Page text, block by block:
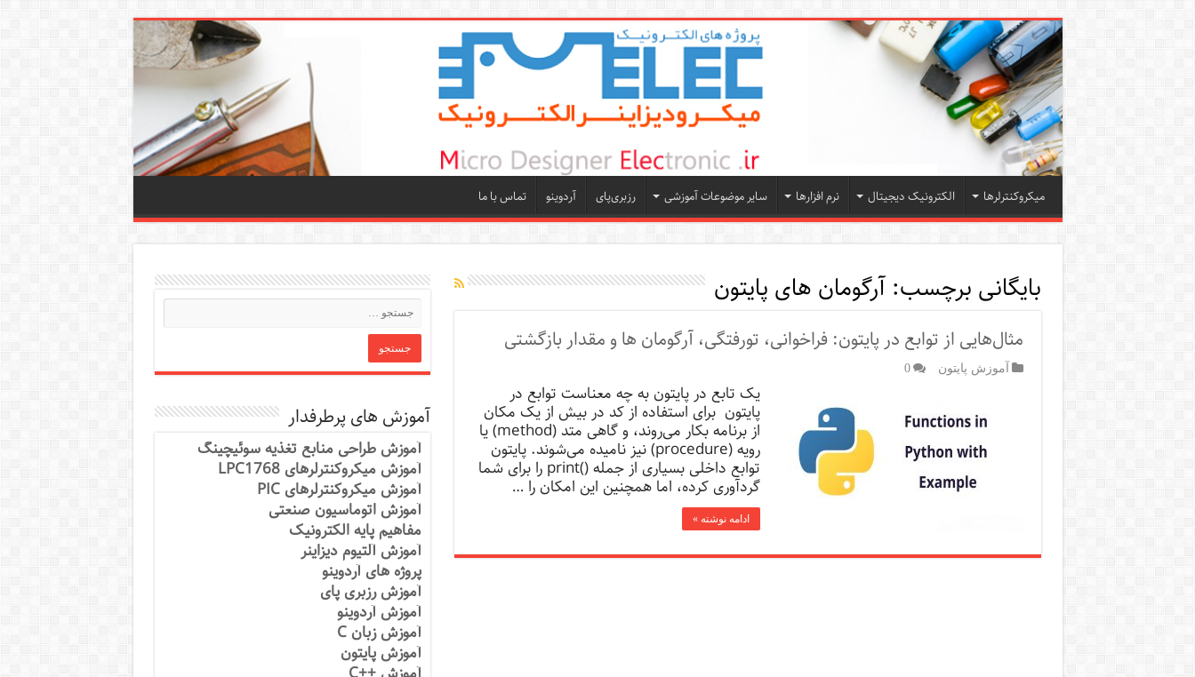
میکروکنترلرها الکترونیک دیجیتال نرم افزارها سایر موضوعات آموزشی رزبری‌پای آردوینو تماس با ما
بایگانی برچسب:آرگومان های پایتون
مثال‌هایی از توابع در پایتون: فراخوانی، تورفتگی، آرگومان ها و مقدار بازگشتی
آموزش پایتون 0
یک تابع در پایتون به چه معناست توابع در
پایتون برای استفاده از کد در بیش از یک مکان
از برنامه بکار می‌روند، و گاهی متد (method) یا
رویه (procedure) نیز نامیده می‌شوند. پایتون
توابع داخلی بسیاری از جمله ()print را برای شما
گردآوری کرده، اما همچنین این امکان را …
ادامه نوشته »
آموزش های پرطرفدار
آموزش طراحی منابع تغذیه سوئیچینگ
آموزش میکروکنترلرهای LPC1768
آموزش میکروکنترلرهای PIC
آموزش اتوماسیون صنعتی
مفاهیم پایه الکترونیک
آموزش آلتیوم دیزاینر
پروژه های آردوینو
آموزش رزبری پای
آموزش آردوینو
آموزش زبان C
آموزش پایتون